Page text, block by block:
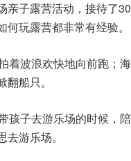
亲子露营活动，接待了
玩露营都非常有经验。
着波浪欢快地向前跑；
船只。
孩子去游乐场的时候，
游乐场。